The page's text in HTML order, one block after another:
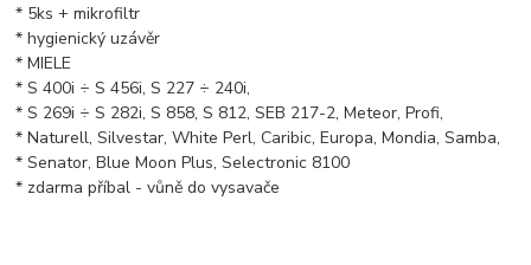
* 5ks + mikrofiltr
* hygienický uzávěr
* MIELE
* S 400i ÷ S 456i, S 227 ÷ 240i,
* S 269i ÷ S 282i, S 858, S 812, SEB 217-2, Meteor, Profi,
* Naturell, Silvestar, White Perl, Caribic, Europa, Mondia, Samba,
* Senator, Blue Moon Plus, Selectronic 8100
* zdarma příbal - vůně do vysavače